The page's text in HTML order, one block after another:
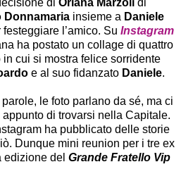
di Oriana Marzoli di
Donnamaria insieme a Daniele
l’amico. Su Instagram
ha postato un collage di quattro
cui si mostra felice sorridente
e al suo fidanzato Daniele.
le foto parlano da sé, ma ci
appunto di trovarsi nella Capitale.
ha pubblicato delle storie
Dunque mini reunion per i tre ex
edizione del Grande Fratello Vip